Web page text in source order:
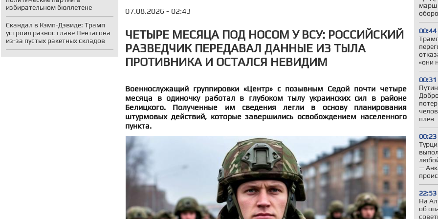
избирательном бюллетене
Скандал в Кэмп-Дэвиде: Трамп
устроил разнос главе Пентагона
из-за пустых ракетных складов
марш
00:44
«они
00:31
плен
00:23
—
22:53
На
об
07.08.2026 - 02:43
ЧЕТЫРЕ МЕСЯЦА ПОД НОСОМ У ВСУ: РОССИЙСКИЙ
РАЗВЕДЧИК ПЕРЕДАВАЛ ДАННЫЕ ИЗ ТЫЛА
ПРОТИВНИКА И ОСТАЛСЯ НЕВИДИМ
Военнослужащий группировки «Центр» с позывным Седой почти четыре
месяца в одиночку работал в глубоком тылу украинских сил в районе
Белицкого. Полученные им сведения легли в основу планирования
штурмовых действий, которые завершились освобождением населенного
пункта.